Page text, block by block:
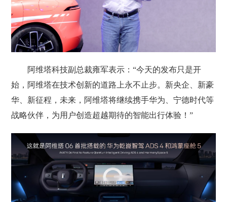
阿维塔科技副总裁雍军表示：“今天的发布只是开
始，阿维塔在技术创新的道路上永不止步。新央企、新豪
华、新征程，未来，阿维塔将继续携手华为、宁德时代等
战略伙伴，为用户创造超越期待的智能出行体验！”